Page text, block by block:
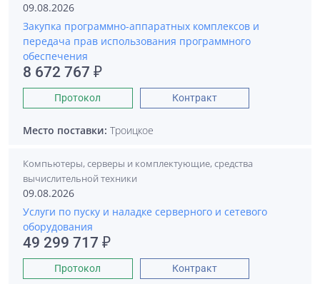
09.08.2026
Закупка программно-аппаратных комплексов и
передача прав использования программного
обеспечения
8 672 767 ₽
Протокол Контракт
Место поставки: Троицкое
Компьютеры, серверы и комплектующие, средства
вычислительной техники
09.08.2026
Услуги по пуску и наладке серверного и сетевого
оборудования
49 299 717 ₽
Протокол Контракт